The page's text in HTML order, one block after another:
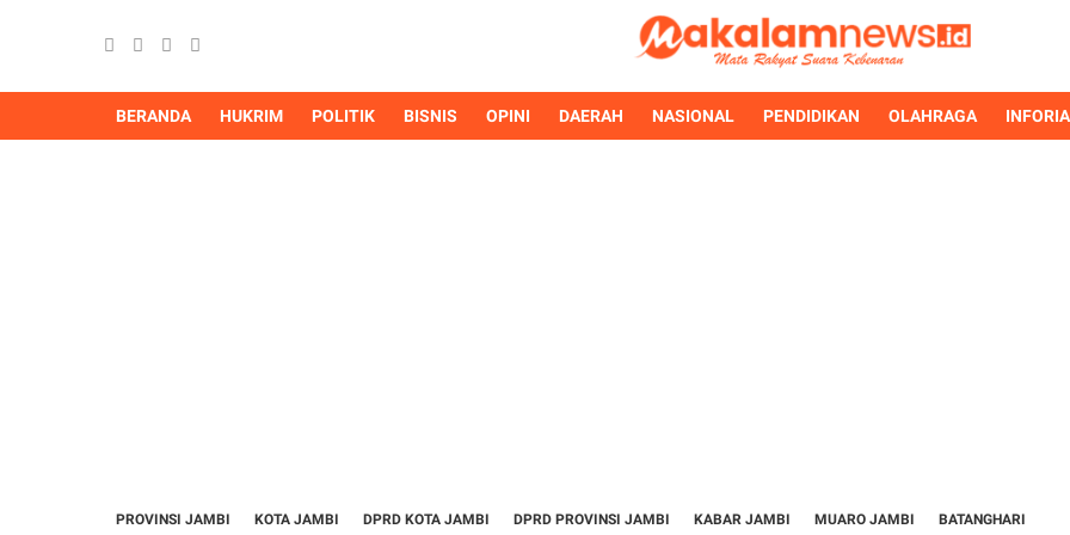
BERANDA HUKRIM POLITIK BISNIS OPINI DAERAH NASIONAL PENDIDIKAN OLAHRAGA
PROVINSI JAMBI KOTA JAMBI DPRD KOTA JAMBI DPRD PROVINSI JAMBI KABAR JAMBI MUARO JAMBI BATANGHARI